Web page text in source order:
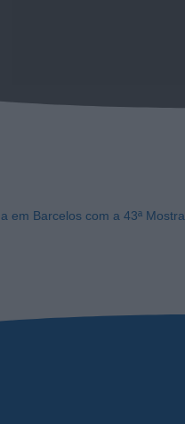
em Barcelos com a 43ª